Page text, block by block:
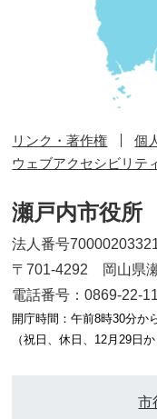
リンク・著作権
個
ウェブアクセシビリテ
瀬戸内市役所
法人番号
〒701-4292 岡山県
電話番号：0869-22-
開庁時間：午前8時30分か
（祝日、休日、12月29日
市